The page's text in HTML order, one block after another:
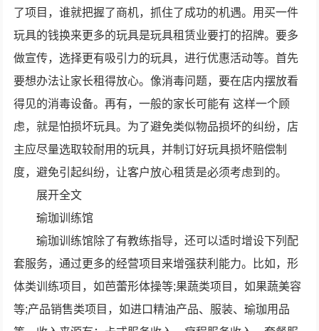
了项目，谁就把握了商机，抓住了成功的机遇。用买一件
玩具的钱换来更多的玩具是玩具租赁业要打的招牌。要多
做宣传，选择更有吸引力的玩具，进行优惠活动等。首先
要想办法让家长租得放心。像消毒问题，要在店内摆放看
得见的消毒设备。再有，一般的家长可能有 这样一个顾
虑，就是怕损坏玩具。为了避免类似物品损坏的纠纷，店
主应尽量选取较耐用的玩具，并制订好玩具损坏赔偿制
度，避免引起纠纷，让客户放心租赁是必须考虑到的。
展开全文
瑜珈训练馆
瑜珈训练馆除了有教练指导，还可以适时增设下列配
套服务，通过更多的经营项目来增强获利能力。比如，形
体类训练项目，如芭蕾形体操等;果蔬类项目，如果蔬美容
等;产品销售类项目，如进口精油产品、服装、瑜珈用品